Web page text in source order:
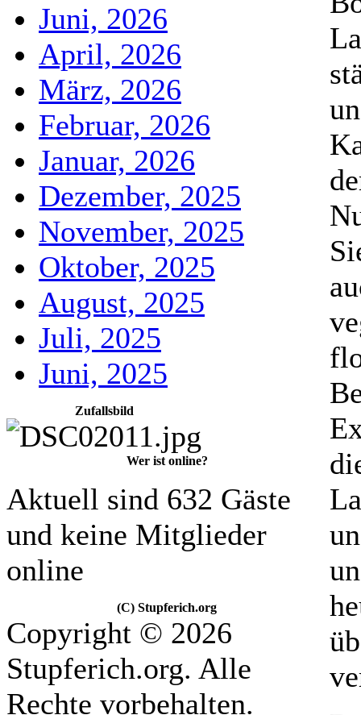
Juni, 2026
April, 2026
März, 2026
Februar, 2026
Januar, 2026
Dezember, 2025
November, 2025
Oktober, 2025
August, 2025
Juli, 2025
Juni, 2025
Zufallsbild
Wer ist online?
Aktuell sind 632 Gäste
und keine Mitglieder
online
(C) Stupferich.org
Copyright © 2026
Stupferich.org. Alle
Rechte vorbehalten.